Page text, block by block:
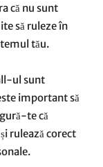
că nu sunt
să ruleze în
tău.
ul sunt
important să
te că
rulează corect